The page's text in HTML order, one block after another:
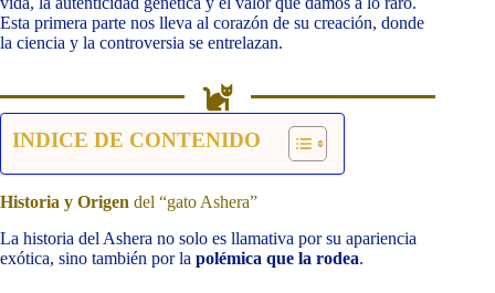
Esta primera parte nos lleva al corazón de su creación, donde
la ciencia y la controversia se entrelazan.
INDICE DE CONTENIDO
Historia y Origen del “gato Ashera”
La historia del Ashera no solo es llamativa por su apariencia
exótica, sino también por la polémica que la rodea.